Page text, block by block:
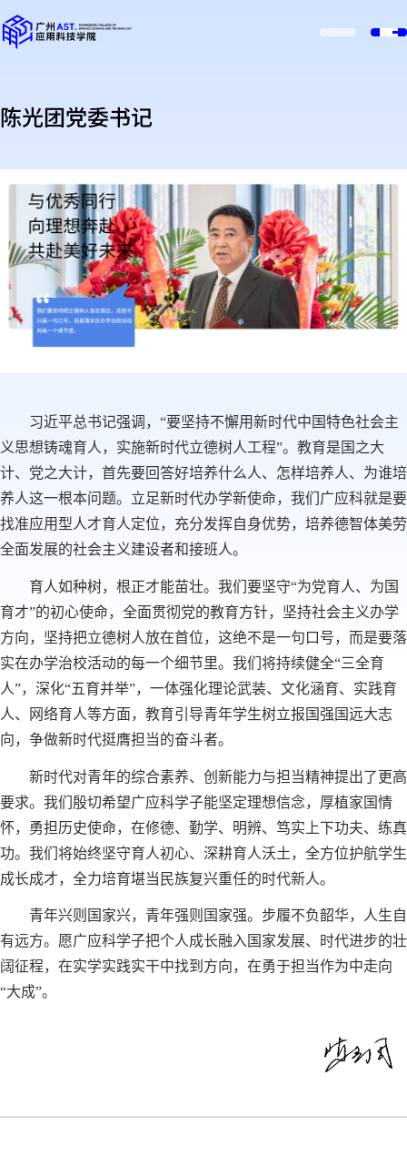
陈光团党委书记
习近平总书记强调，“要坚持不懈用新时代中国特色社会主
义思想铸魂育人，实施新时代立德树人工程”。教育是国之大
计、党之大计，首先要回答好培养什么人、怎样培养人、为谁培
养人这一根本问题。立足新时代办学新使命，我们广应科就是要
找准应用型人才育人定位，充分发挥自身优势，培养德智体美劳
全面发展的社会主义建设者和接班人。
育人如种树，根正才能苗壮。我们要坚守“为党育人、为国
育才”的初心使命，全面贯彻党的教育方针，坚持社会主义办学
方向，坚持把立德树人放在首位，这绝不是一句口号，而是要落
实在办学治校活动的每一个细节里。我们将持续健全“三全育
人”，深化“五育并举”，一体强化理论武装、文化涵育、实践育
人、网络育人等方面，教育引导青年学生树立报国强国远大志
向，争做新时代挺膺担当的奋斗者。
新时代对青年的综合素养、创新能力与担当精神提出了更高
要求。我们殷切希望广应科学子能坚定理想信念，厚植家国情
怀，勇担历史使命，在修德、勤学、明辨、笃实上下功夫、练真
功。我们将始终坚守育人初心、深耕育人沃土，全方位护航学生
成长成才，全力培育堪当民族复兴重任的时代新人。
青年兴则国家兴，青年强则国家强。步履不负韶华，人生自
有远方。愿广应科学子把个人成长融入国家发展、时代进步的壮
阔征程，在实学实践实干中找到方向，在勇于担当作为中走向
“大成”。